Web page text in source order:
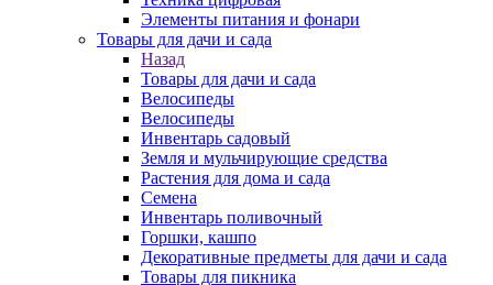
Элементы питания и фонари
Товары для дачи и сада
Назад
Товары для дачи и сада
Велосипеды
Велосипеды
Инвентарь садовый
Земля и мульчирующие средства
Растения для дома и сада
Семена
Инвентарь поливочный
Горшки, кашпо
Декоративные предметы для дачи и сада
Товары для пикника